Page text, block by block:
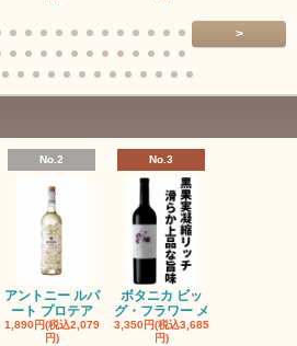
>
No.2
アントニー ルパ
ート プロテア
1,890円(税込2,079
円)
No.3
ボタニカ ビッ
グ・フラワー メ
3,350円(税込3,685
円)